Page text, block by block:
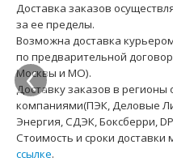
‹
Доставка заказов
за ее пределы.
Возможна доставка
по предварительной
Москвы и МО).
Доставку заказов в
компаниями(ПЭК, Деловые
Энергия, СДЭК, Боксберри,
Стоимость и сроки доставки
ссылке.